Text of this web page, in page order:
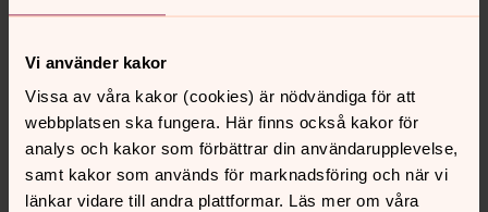
Vi använder kakor
Vissa av våra kakor (cookies) är nödvändiga för att
webbplatsen ska fungera. Här finns också kakor för
analys och kakor som förbättrar din användarupplevelse,
samt kakor som används för marknadsföring och när vi
länkar vidare till andra plattformar. Läs mer om våra
smilbanden när det lyssnades till stand up med Spinnoff
få sig en tankeställare när Ester Kazen, pastor i
församlingen reflekterade kring Jesus och skrattet.
Helgen avslutades fint genom att få övernatta och att
fira mässa tillsammans i Uppenbarelsekyrkan, Svenska
kyrkan.